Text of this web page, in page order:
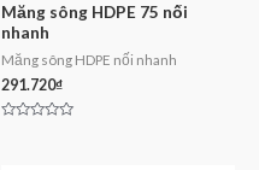
Măng sông HDPE 75 nối
nhanh
Măng sông HDPE nối nhanh
291.720₫